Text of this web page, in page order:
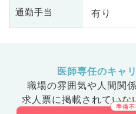
通勤手当 有り
医師専任のキャ
職場の雰囲気や人間関係
求人票に掲載されていな